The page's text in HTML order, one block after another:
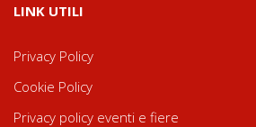
LINK UTILI
Privacy Policy
Cookie Policy
Privacy policy eventi e fiere